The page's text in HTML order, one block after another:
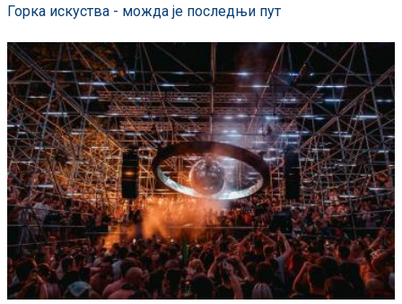
Горка искуства - можда је последњи пут